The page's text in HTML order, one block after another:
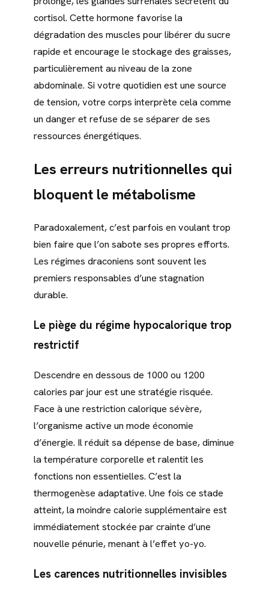
cortisol. Cette hormone favorise la
dégradation des muscles pour libérer du sucre
rapide et encourage le stockage des graisses,
particulièrement au niveau de la zone
abdominale. Si votre quotidien est une source
de tension, votre corps interprète cela comme
un danger et refuse de se séparer de ses
ressources énergétiques.
Les erreurs nutritionnelles qui
bloquent le métabolisme
Paradoxalement, c’est parfois en voulant trop
bien faire que l’on sabote ses propres efforts.
Les régimes draconiens sont souvent les
premiers responsables d’une stagnation
durable.
Le piège du régime hypocalorique trop
restrictif
Descendre en dessous de 1000 ou 1200
calories par jour est une stratégie risquée.
Face à une restriction calorique sévère,
l’organisme active un mode économie
d’énergie. Il réduit sa dépense de base, diminue
la température corporelle et ralentit les
fonctions non essentielles. C’est la
thermogenèse adaptative. Une fois ce stade
atteint, la moindre calorie supplémentaire est
immédiatement stockée par crainte d’une
nouvelle pénurie, menant à l’effet yo-yo.
Les carences nutritionnelles invisibles